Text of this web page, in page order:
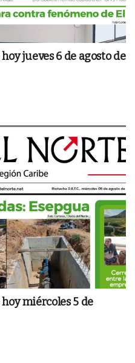
jueves 6 de agosto de
miércoles 5 de